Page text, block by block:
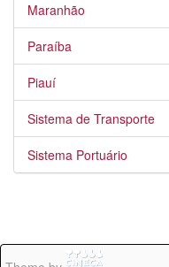
Maranhão
Paraíba
Piauí
Sistema de Transporte
Sistema Portuário